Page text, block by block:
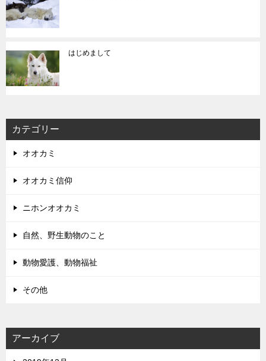
はじめまして
カテゴリー
オオカミ
オオカミ信仰
ニホンオオカミ
自然、野生動物のこと
動物愛護、動物福祉
その他
アーカイブ